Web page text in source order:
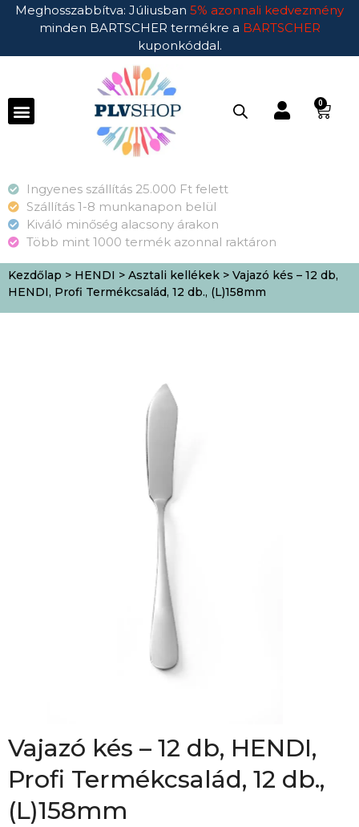
Meghosszabbítva: Júliusban 5% azonnali kedvezmény
minden BARTSCHER termékre a BARTSCHER
kuponkóddal.
0
Ingyenes szállítás 25.000 Ft felett
Szállítás 1-8 munkanapon belül
Kiváló minőség alacsony árakon
Több mint 1000 termék azonnal raktáron
Kezdőlap > HENDI > Asztali kellékek > Vajazó kés – 12 db,
HENDI, Profi Termékcsalád, 12 db., (L)158mm
Vajazó kés – 12 db, HENDI,
Profi Termékcsalád, 12 db.,
(L)158mm